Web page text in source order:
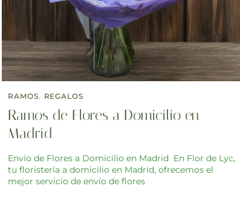
RAMOS, REGALOS
Ramos de Flores a Domicilio en
Madrid
Envío de Flores a Domicilio en Madrid En Flor de Lyc,
tu floristería a domicilio en Madrid, ofrecemos el
mejor servicio de envío de flores